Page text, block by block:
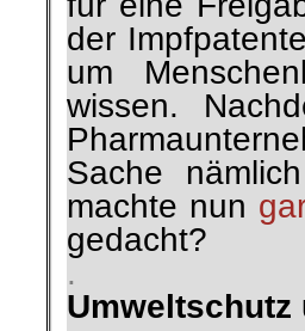
der
um
wissen.
Sache
machte nun
gedacht?
.